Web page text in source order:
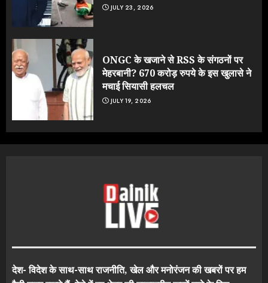
JULY 23, 2026
ONGC के खजाने से RSS के संगठनों पर
मेहरबानी? 670 करोड़ रुपये के इस खुलासे ने
मचाई सियासी हलचल
JULY 19, 2026
देश- विदेश के साथ-साथ राजनीति, खेल और मनोरंजन की खबरों पर हम